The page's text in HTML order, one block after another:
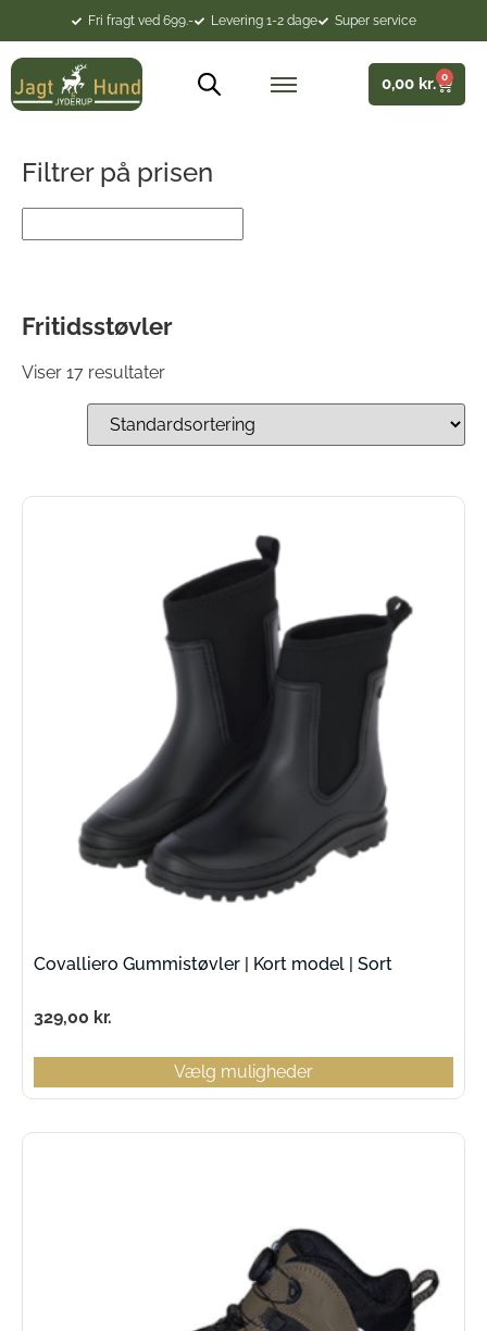
Fri fragt ved 699.- Levering 1-2 dage Super service
0,00 kr. 0
Filtrer på prisen
Fritidsstøvler
Viser 17 resultater
Covalliero Gummistøvler | Kort model | Sort
329,00 kr.
Vælg muligheder